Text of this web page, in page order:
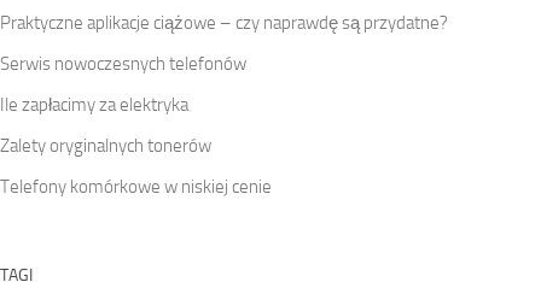
Praktyczne aplikacje ciążowe – czy naprawdę są przydatne?
Serwis nowoczesnych telefonów
Ile zapłacimy za elektryka
Zalety oryginalnych tonerów
Telefony komórkowe w niskiej cenie
TAGI